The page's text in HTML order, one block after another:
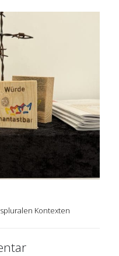
Kontexten